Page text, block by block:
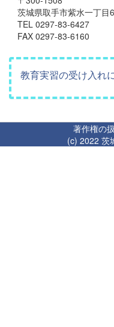
茨城県取手市紫水一丁目
TEL 0297-83-6427
FAX 0297-83-6160
教育実習の受け入れ
著作権の
(c) 2022 茨